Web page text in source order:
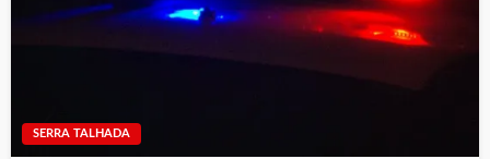
SERRA TALHADA